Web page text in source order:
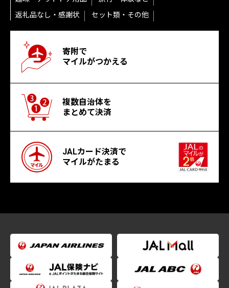
返礼品なし・感謝状
セット類・その他
寄附で
マイルがつかえる
複数自治体を
まとめて決済
JALカード決済で
マイルがたまる